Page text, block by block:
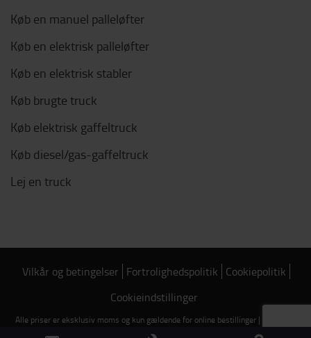
Køb en manuel palleløfter
Køb en elektrisk palleløfter
Køb en elektrisk stabler
Køb brugte truck
Køb elektrisk gaffeltruck
Køb diesel/gas-gaffeltruck
Lej en truck
Vilkår og betingelser Fortrolighedspolitik Cookiepolitik
Cookieindstillinger
Alle priser er eksklusiv moms og kun gældende for online bestillinger | Copyright
2026 Toyota Material Handling Danmark | CVR: 62657014